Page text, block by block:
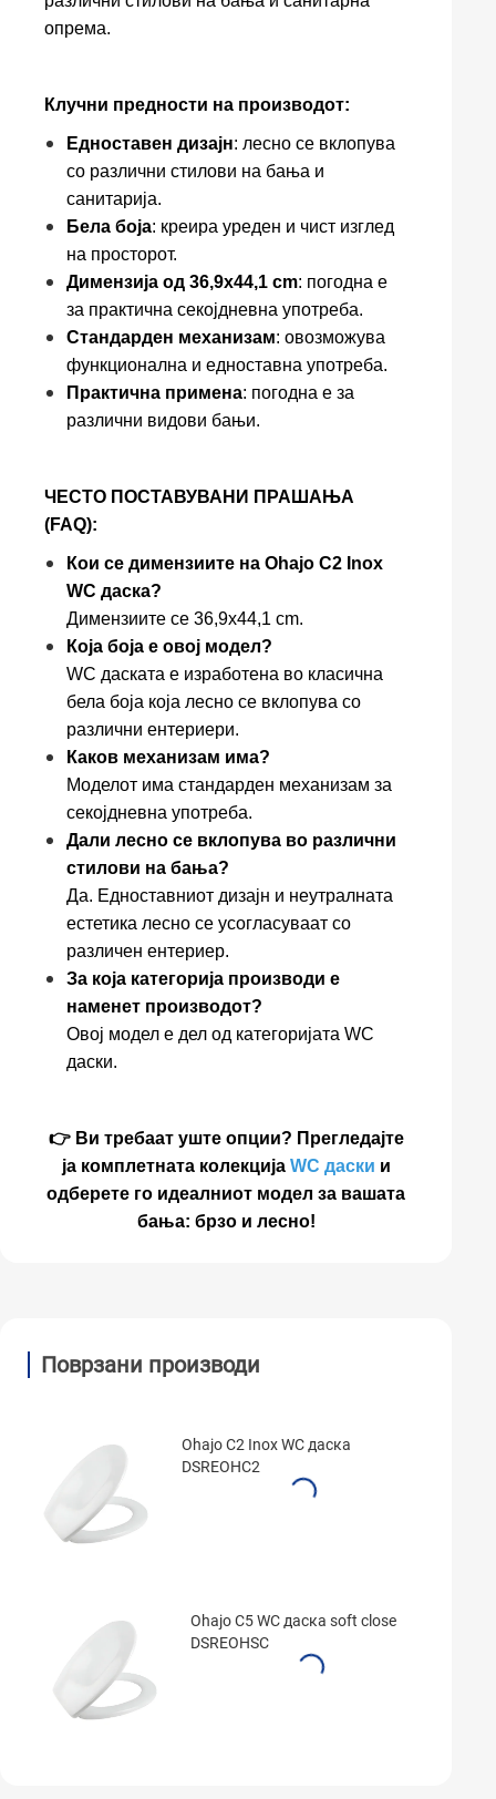
опрема.
Клучни предности на производот:
Едноставен дизајн: лесно се вклопува
со различни стилови на бања и
санитарија.
Бела боја: креира уреден и чист изглед
на просторот.
Димензија од 36,9x44,1 cm: погодна е
за практична секојдневна употреба.
Стандарден механизам: овозможува
функционална и едноставна употреба.
Практична примена: погодна е за
различни видови бањи.
ЧЕСТО ПОСТАВУВАНИ ПРАШАЊА
(FAQ):
Кои се димензиите на Ohajo C2 Inox
WC даска?
Димензиите се 36,9x44,1 cm.
Која боја е овој модел?
WC даската е изработена во класична
бела боја која лесно се вклопува со
различни ентериери.
Каков механизам има?
Моделот има стандарден механизам за
секојдневна употреба.
Дали лесно се вклопува во различни
стилови на бања?
Да. Едноставниот дизајн и неутралната
естетика лесно се усогласуваат со
различен ентериер.
За која категорија производи е
наменет производот?
Овој модел е дел од категоријата WC
даски.
👉 Ви требаат уште опции? Прегледајте
ја комплетната колекција WC даски и
одберете го идеалниот модел за вашата
бања: брзо и лесно!
Поврзани производи
Ohajo C2 Inox WC даска
DSREOHC2
Ohajo C5 WC даска soft close
DSREOHSC